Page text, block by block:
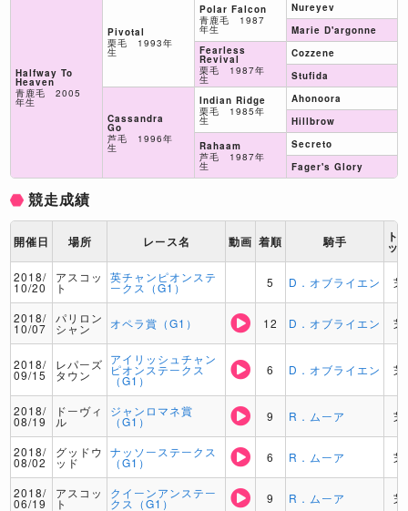
Halfway To
Heaven
青鹿毛 2005
年生
Pivotal
栗毛 1993年
生
Cassandra
Go
芦毛 1996年
生
Polar Falcon
青鹿毛 1987
年生
Fearless
Revival
栗毛 1987年
生
Indian Ridge
栗毛 1985年
生
Rahaam
芦毛 1987年
生
Nureyev
Marie D'argonne
Cozzene
Stufida
Ahonoora
Hillbrow
Secreto
Fager's Glory
競走成績
開催日 場所 レース名 動画 着順 騎手 ト
ッ
2018/
10/20
アスコッ
ト
英チャンピオンステ
ークス（G1） 5 D．オブライエン 芝
2018/
10/07
パリロン
シャン オペラ賞（G1） 12 D．オブライエン 芝
2018/
09/15
レパーズ
タウン
アイリッシュチャン
ピオンステークス
（G1）
6 D．オブライエン 芝
2018/
08/19
ドーヴィ
ル
ジャンロマネ賞
（G1） 9 R．ムーア 芝
2018/
08/02
グッドウ
ッド
ナッソーステークス
（G1） 6 R．ムーア 芝
2018/
06/19
アスコッ
ト
クイーンアンステー
クス（G1） 9 R．ムーア 芝